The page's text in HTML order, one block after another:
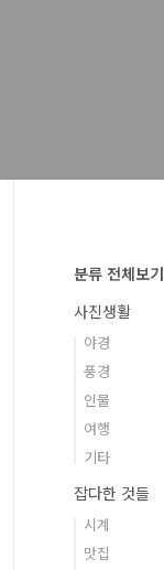
분류 전체보기
사진생활
야경
풍경
인물
여행
기타
잡다한 것들
시계
맛집